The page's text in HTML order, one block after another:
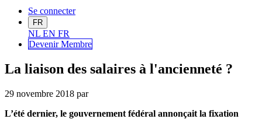
Se connecter
FR
NL EN FR
Devenir Membre
La liaison des salaires à l'ancienneté ?
29 novembre 2018 par
L’été dernier, le gouvernement fédéral annonçait la fixation